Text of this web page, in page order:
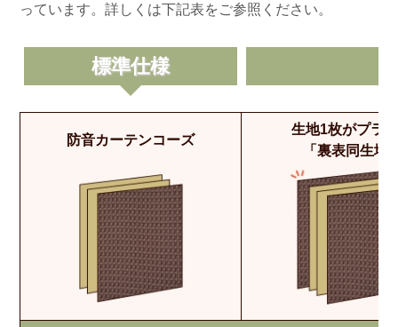
っています。詳しくは下記表をご参照ください。
標準仕様
防音カーテンコーズ
生地1枚がプラ
「裏表同生地